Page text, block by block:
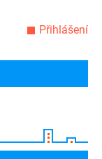
Přihlášení